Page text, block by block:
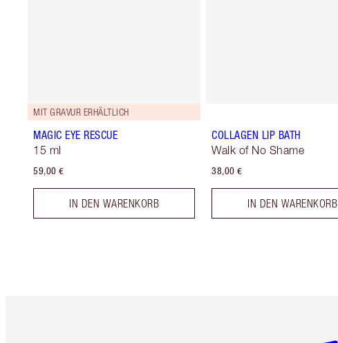
MIT GRAVUR ERHÄLTLICH
MAGIC EYE RESCUE
15 ml
59,00 €
IN DEN WARENKORB
COLLAGEN LIP BATH
Walk of No Shame
38,00 €
IN DEN WARENKORB